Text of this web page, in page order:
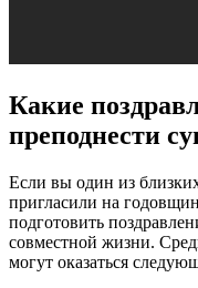
Какие
преподнести
Если вы один из
пригласили на
подготовить
совместной жизни.
могут оказаться